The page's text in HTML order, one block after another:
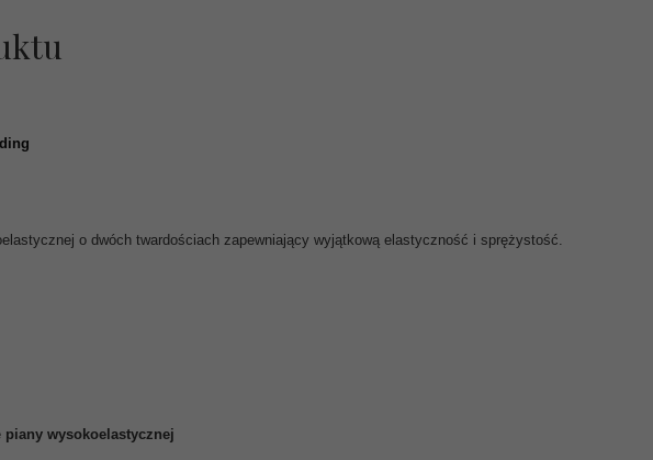
o dwóch twardościach zapewniający wyjątkową elastyczność i sprężystość.
piany wysokoelastycznej